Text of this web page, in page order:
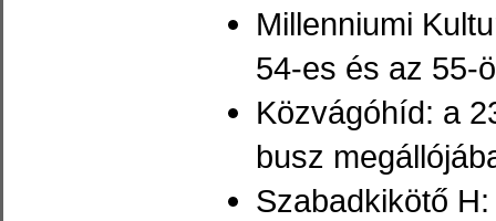
Millenniumi
54-es és az 55-
Közvágóhíd: a
busz
Szabadkikötő